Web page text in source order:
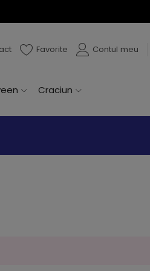
Favorite Contul meu
Craciun